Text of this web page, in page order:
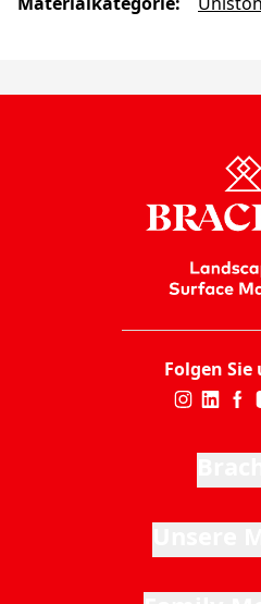
Folgen